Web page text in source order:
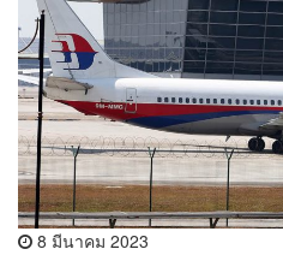
8 มีนาคม 2023